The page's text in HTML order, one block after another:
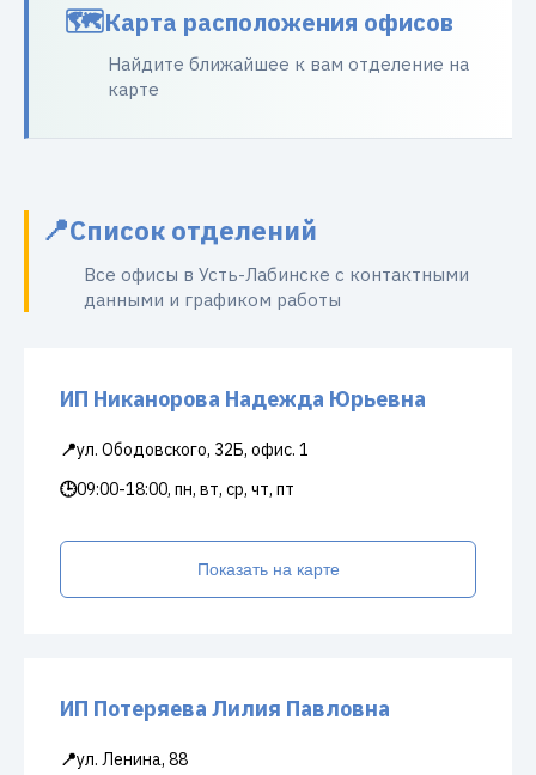
Карта расположения офисов
Найдите ближайшее к вам отделение на
карте
Список отделений
Все офисы в Усть-Лабинске с контактными
данными и графиком работы
ИП Никанорова Надежда Юрьевна
📍ул. Ободовского, 32Б, офис. 1
🕒09:00-18:00, пн, вт, ср, чт, пт
Показать на карте
ИП Потеряева Лилия Павловна
📍ул. Ленина, 88